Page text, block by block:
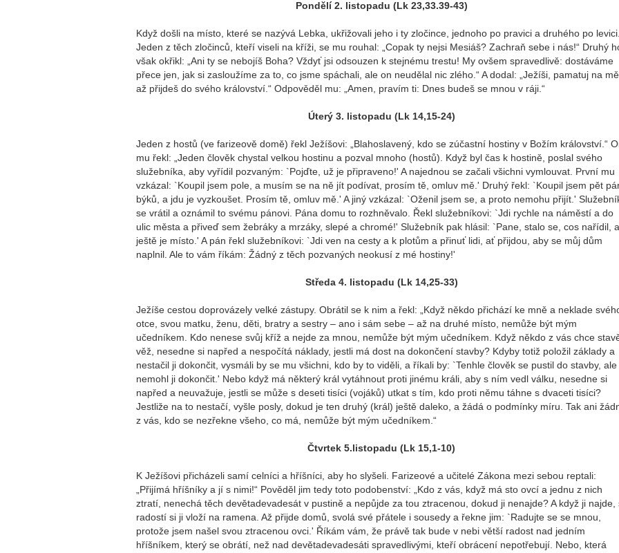
Pondělí 2. listopadu (Lk 23,33.39-43)
Když došli na místo, které se nazývá Lebka, ukřižovali jeho i ty zločince, jednoho po pravici a druhého po levici.
Jeden z těch zločinců, kteří viseli na kříži, se mu rouhal: „Copak ty nejsi Mesiáš? Zachraň sebe i nás!“ Druhý
však okřikl: „Ani ty se nebojíš Boha? Vždyť jsi odsouzen k stejnému trestu! My ovšem spravedlivě: dostáváme
přece jen, jak si zasloužíme za to, co jsme spáchali, ale on neudělal nic zlého.“ A dodal: „Ježíši, pamatuj na
až přijdeš do svého království.“ Odpověděl mu: „Amen, pravím ti: Dnes budeš se mnou v ráji.“
Úterý 3. listopadu (Lk 14,15-24)
Jeden z hostů (ve farizeově domě) řekl Ježíšovi: „Blahoslavený, kdo se zúčastní hostiny v Božím království.“
mu řekl: „Jeden člověk chystal velkou hostinu a pozval mnoho (hostů). Když byl čas k hostině, poslal svého
služebníka, aby vyřídil pozvaným: `Pojďte, už je připraveno!' A najednou se začali všichni vymlouvat. První mu
vzkázal: `Koupil jsem pole, a musím se na ně jít podívat, prosím tě, omluv mě.' Druhý řekl: `Koupil jsem pět
býků, a jdu je vyzkoušet. Prosím tě, omluv mě.' A jiný vzkázal: `Oženil jsem se, a proto nemohu přijít.'
se vrátil a oznámil to svému pánovi. Pána domu to rozhněvalo. Řekl služebníkovi: `Jdi rychle na náměstí a do
ulic města a přiveď sem žebráky a mrzáky, slepé a chromé!' Služebník pak hlásil: `Pane, stalo se, cos nařídil, a
ještě je místo.' A pán řekl služebníkovi: `Jdi ven na cesty a k plotům a přinuť lidi, ať přijdou, aby se můj dům
naplnil. Ale to vám říkám: Žádný z těch pozvaných neokusí z mé hostiny!'
Středa 4. listopadu (Lk 14,25-33)
Ježíše cestou doprovázely velké zástupy. Obrátil se k nim a řekl: „Když někdo přichází ke mně a neklade
otce, svou matku, ženu, děti, bratry a sestry – ano i sám sebe – až na druhé místo, nemůže být mým
učedníkem. Kdo nenese svůj kříž a nejde za mnou, nemůže být mým učedníkem. Když někdo z vás chce
věž, nesedne si napřed a nespočítá náklady, jestli má dost na dokončení stavby? Kdyby totiž položil základy a
nestačil ji dokončit, vysmáli by se mu všichni, kdo by to viděli, a říkali by: `Tenhle člověk se pustil do stavby, ale
nemohl ji dokončit.' Nebo když má některý král vytáhnout proti jinému králi, aby s ním vedl válku, nesedne si
napřed a neuvažuje, jestli se může s deseti tisíci (vojáků) utkat s tím, kdo proti němu táhne s dvaceti tisíci?
Jestliže na to nestačí, vyšle posly, dokud je ten druhý (král) ještě daleko, a žádá o podmínky míru. Tak ani
z vás, kdo se nezřekne všeho, co má, nemůže být mým učedníkem.“
Čtvrtek 5.listopadu (Lk 15,1-10)
K Ježíšovi přicházeli samí celníci a hříšníci, aby ho slyšeli. Farizeové a učitelé Zákona mezi sebou reptali:
„Přijímá hříšníky a jí s nimi!“ Pověděl jim tedy toto podobenství: „Kdo z vás, když má sto ovcí a jednu z nich
ztratí, nenechá těch devětadevadesát v pustině a nepůjde za tou ztracenou, dokud ji nenajde? A když ji najde,
radostí si ji vloží na ramena. Až přijde domů, svolá své přátele i sousedy a řekne jim: `Radujte se se mnou,
protože jsem našel svou ztracenou ovci.' Říkám vám, že právě tak bude v nebi větší radost nad jedním
hříšníkem, který se obrátí, než nad devětadevadesáti spravedlivými, kteří obrácení nepotřebují. Nebo, která